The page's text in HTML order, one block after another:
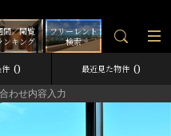
フリーレント
検索
間／閲覧
ンキング
0 最近見た物件 0
わせ内容入力